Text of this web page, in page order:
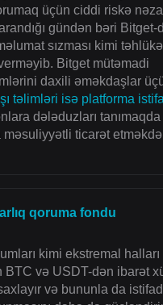
üçün ciddi riskə
gündən bəri Bitget-
sızması kimi
Bitget mütəmadi
daxili əməkdaşlar
təlimləri isə platforma
dələduzları
ticarət
qoruma fondu
kimi ekstremal halları
BTC və USDT-dən ibarət
və bununla da